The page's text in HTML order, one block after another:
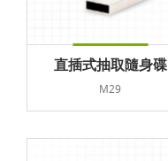
直插式抽取隨身碟
M29